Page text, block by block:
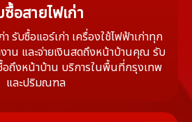
อสายไฟเก่า
รับซื้อแอร์เก่า เครื่องใช้ไฟฟ้าเก่าทุก
าน และจ่ายเงินสดถึงหน้าบ้านคุณ รับ
อถึงหน้าบ้าน บริการในพื้นที่กรุงเทพ
และปริมณฑล